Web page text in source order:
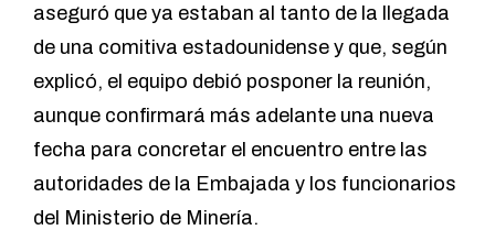
aseguró que ya estaban al tanto de la llegada
de una comitiva estadounidense y que, según
explicó, el equipo debió posponer la reunión,
aunque confirmará más adelante una nueva
fecha para concretar el encuentro entre las
autoridades de la Embajada y los funcionarios
del Ministerio de Minería.